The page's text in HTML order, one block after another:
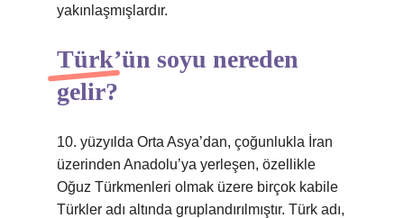
yakınlaşmışlardır.
Türk’ün soyu nereden
gelir?
10. yüzyılda Orta Asya’dan, çoğunlukla İran
üzerinden Anadolu’ya yerleşen, özellikle
Oğuz Türkmenleri olmak üzere birçok kabile
Türkler adı altında gruplandırılmıştır. Türk adı,